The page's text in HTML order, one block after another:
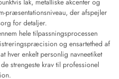
lak, metalliske akcenter og
præsentationsniveau, der afspejler
for detaljer.
hele tilpassningsprocessen
og ensartethed af
hver enkelt personlig navneetiket
strengeste krav til professionel